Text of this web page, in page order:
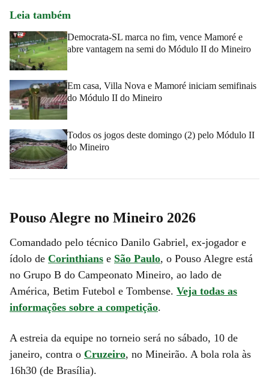
Leia também
Democrata-SL marca no fim, vence Mamoré e
abre vantagem na semi do Módulo II do Mineiro
Em casa, Villa Nova e Mamoré iniciam semifinais
do Módulo II do Mineiro
Todos os jogos deste domingo (2) pelo Módulo II
do Mineiro
Pouso Alegre no Mineiro 2026
Comandado pelo técnico Danilo Gabriel, ex-jogador e
ídolo de Corinthians e São Paulo, o Pouso Alegre está
no Grupo B do Campeonato Mineiro, ao lado de
América, Betim Futebol e Tombense. Veja todas as
informações sobre a competição.
A estreia da equipe no torneio será no sábado, 10 de
janeiro, contra o Cruzeiro, no Mineirão. A bola rola às
16h30 (de Brasília).